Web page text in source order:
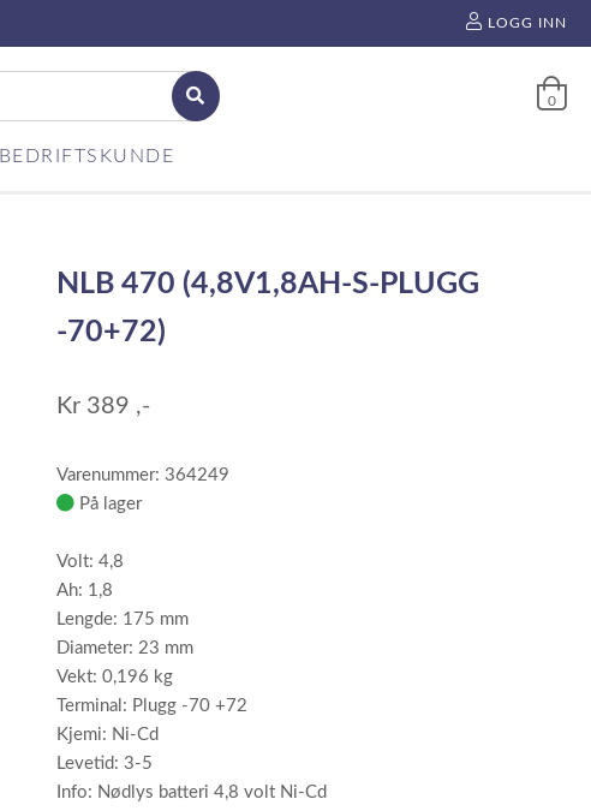
LOGG INN
0
BEDRIFTSKUNDE
NLB 470 (4,8V1,8AH-S-PLUGG
-70+72)
Kr 389 ,-
Varenummer: 364249
På lager
Volt: 4,8
Ah: 1,8
Lengde: 175 mm
Diameter: 23 mm
Vekt: 0,196 kg
Terminal: Plugg -70 +72
Kjemi: Ni-Cd
Levetid: 3-5
Info: Nødlys batteri 4,8 volt Ni-Cd